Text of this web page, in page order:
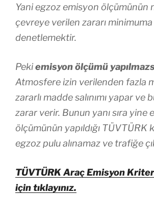
Yani egzoz emisyon ölçümünün
çevreye verilen zararı
denetlemektir.
Pekiemisyon ölçümü
Atmosfere izin verilenden fazla
zararlı madde salınımı yapar ve
zarar verir. Bunun yanı sıra yine
ölçümünün yapıldığı TÜVTÜRK
egzoz pulu alınamaz ve trafiğe
TÜVTÜRK Araç Emisyon
için tıklayınız.